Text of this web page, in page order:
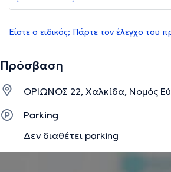
Είστε ο ειδικός; Πάρτε τον έλεγχο του
Πρόσβαση
ΟΡΙΩΝΟΣ 22, Χαλκίδα, Νομός
Parking
Δεν διαθέτει parking